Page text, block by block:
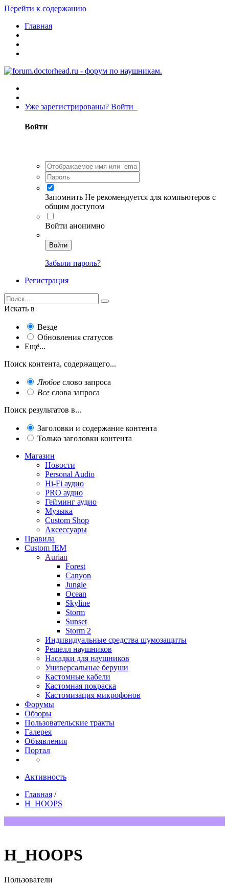
Перейти к содержанию
Главная
Уже зарегистрированы? Войти
Войти
Запомнить Не рекомендуется для компьютеров с
общим доступом
Войти анонимно
Войти
Забыли пароль?
Регистрация
Искать в
Везде
Обновления статусов
Ещё...
Поиск контента, содержащего...
Любое слово запроса
Все слова запроса
Поиск результатов в...
Заголовки и содержание контента
Только заголовки контента
Магазин
Новости
Personal Audio
Hi-Fi аудио
PRO аудио
Гейминг аудио
Музыка
Custom Shop
Аксессуары
Правила
Custom IEM
Aurian
Forest
Canyon
Jungle
Ocean
Skyline
Storm
Sunset
Storm 2
Индивидуальные средства шумозащиты
Решелл наушников
Насадки для наушников
Универсальные беруши
Кастомные кабели
Кастомная покраска
Кастомизация микрофонов
Форумы
Обзоры
Пользовательские тракты
Галерея
Объявления
Портал
Активность
Главная /
H_HOOPS
H_HOOPS
Пользователи